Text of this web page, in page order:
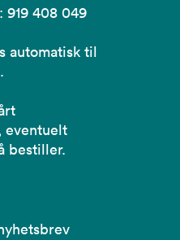
919 408 049
automatisk til
eventuelt
bestiller.